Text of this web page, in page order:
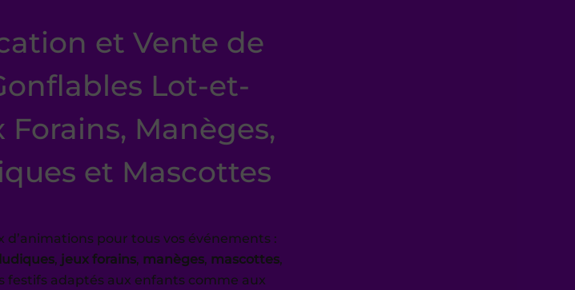
et Vente de
Lot-et-
Manèges,
et Mascottes
pour tous vos événements :
, jeux forains, manèges, mascottes,
adaptés aux enfants comme aux